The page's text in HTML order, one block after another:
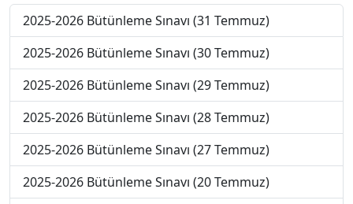
2025-2026 Bütünleme Sınavı (31 Temmuz)
2025-2026 Bütünleme Sınavı (30 Temmuz)
2025-2026 Bütünleme Sınavı (29 Temmuz)
2025-2026 Bütünleme Sınavı (28 Temmuz)
2025-2026 Bütünleme Sınavı (27 Temmuz)
2025-2026 Bütünleme Sınavı (20 Temmuz)